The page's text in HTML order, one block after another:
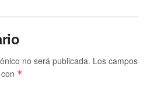
no será publicada. Los campos
*